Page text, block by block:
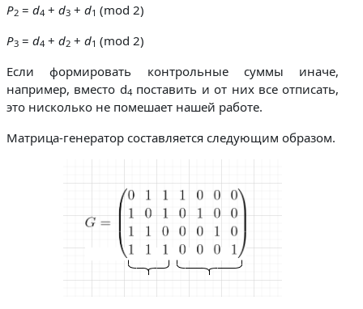
P2 = d4 + d3 + d1 (mod 2)
P3 = d4 + d2 + d1 (mod 2)
Если формировать контрольные суммы иначе,
например, вместо d4 поставить и от них все отписать,
это нисколько не помешает нашей работе.
Матрица-генератор составляется следующим образом.